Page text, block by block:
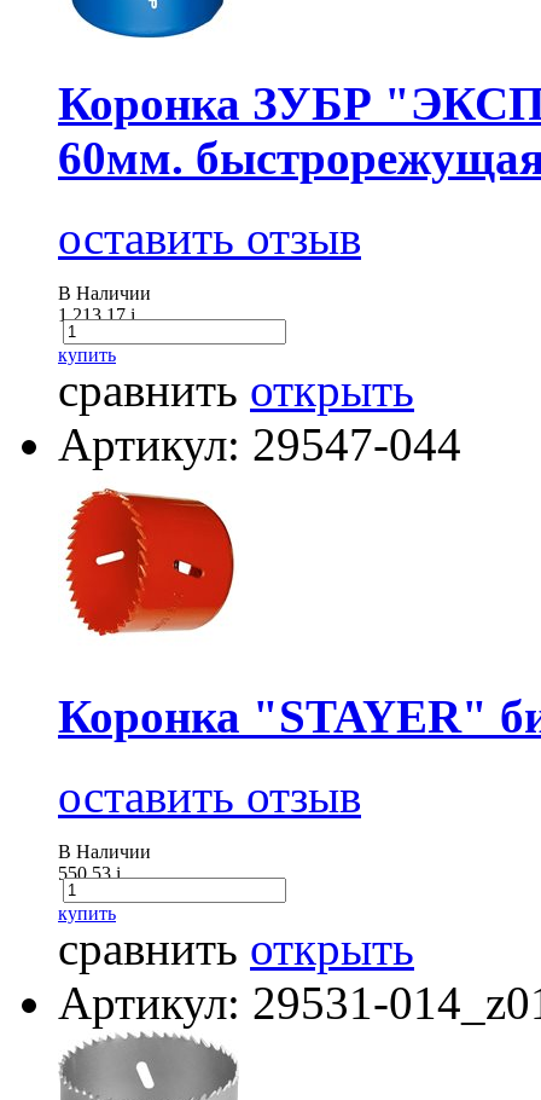
Коронка ЗУБР
60мм.
оставить отзыв
В Наличии
1 213.17i
купить
сравнить открыть
Артикул: 29547-044
Коронка "STAYER"
оставить отзыв
В Наличии
550.53i
купить
сравнить открыть
Артикул: 29531-